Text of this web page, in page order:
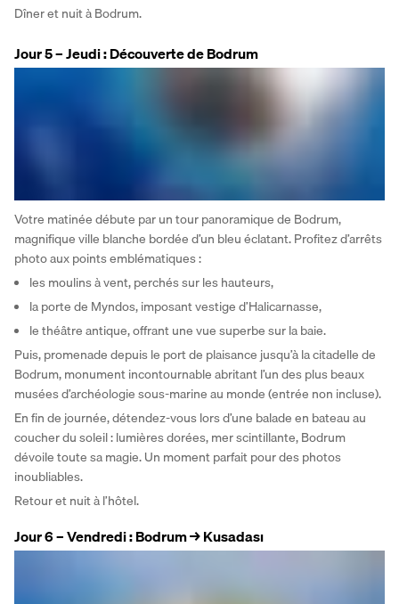
Dîner et nuit à Bodrum.
Jour 5 – Jeudi : Découverte de Bodrum
Votre matinée débute par un tour panoramique de Bodrum,
magnifique ville blanche bordée d’un bleu éclatant. Profitez d’arrêts
photo aux points emblématiques :
les moulins à vent, perchés sur les hauteurs,
la porte de Myndos, imposant vestige d’Halicarnasse,
le théâtre antique, offrant une vue superbe sur la baie.
Puis, promenade depuis le port de plaisance jusqu’à la citadelle de
Bodrum, monument incontournable abritant l’un des plus beaux
musées d’archéologie sous-marine au monde (entrée non incluse).
En fin de journée, détendez-vous lors d’une balade en bateau au
coucher du soleil : lumières dorées, mer scintillante, Bodrum
dévoile toute sa magie. Un moment parfait pour des photos
inoubliables.
Retour et nuit à l’hôtel.
Jour 6 – Vendredi : Bodrum → Kusadası